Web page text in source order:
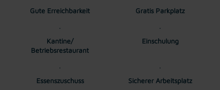
Gute Erreichbarkeit Gratis Parkplatz
Kantine/
Betriebsrestaurant
Einschulung
Essenszuschuss Sicherer Arbeitsplatz